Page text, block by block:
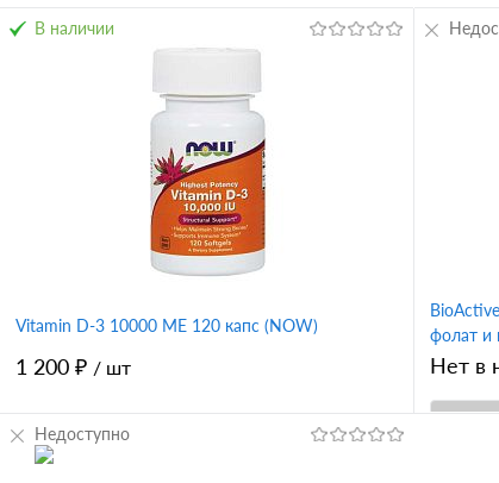
Vitamin D-3 10000 ME 120 капс (NOW)
1 200 ₽ / шт
В наличии
фолат и
Нет в
Недоступно